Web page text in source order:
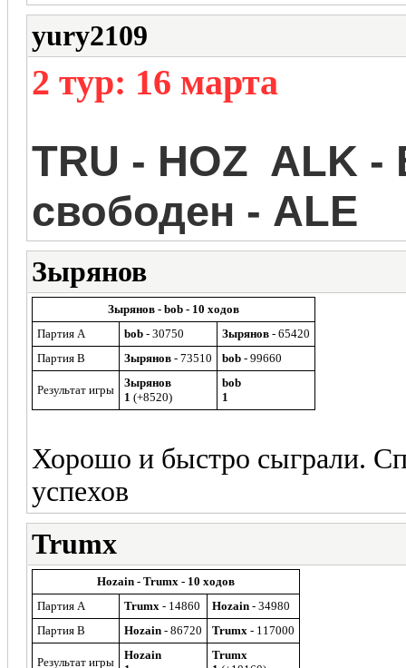
yury2109
2 тур: 16 марта
TRU - HOZ ALK -
свободен - ALE
Зырянов
Зырянов - bob - 10 ходов
Партия A
bob - 30750 Зырянов - 65420
Партия B
Зырянов - 73510 bob - 99660
Результат игры
Зырянов
1 (+8520)
bob
1
Хорошо и быстро сыграли.
успехов
Trumx
Hozain - Trumx - 10 ходов
Партия A
Trumx - 14860 Hozain - 34980
Партия B
Hozain - 86720 Trumx - 117000
Результат игры
Hozain
Trumx